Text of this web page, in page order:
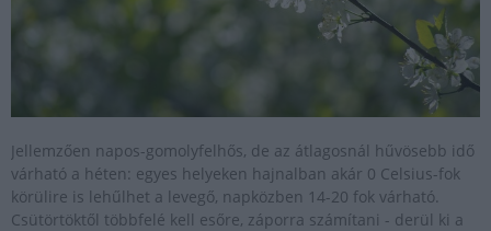
Jellemzően napos-gomolyfelhős, de az átlagosnál hűvösebb idő
várható a héten: egyes helyeken hajnalban akár 0 Celsius-fok
körülire is lehűlhet a levegő, napközben 14-20 fok várható.
Csütörtöktől többfelé kell esőre, záporra számítani - derül ki a